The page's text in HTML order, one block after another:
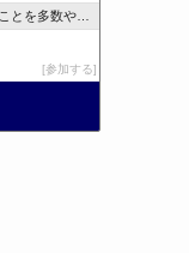
らせるのは誰か
参加する